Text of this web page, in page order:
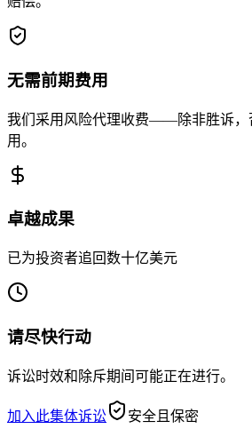
无需前期费用
我们采用风险代理收费——除非胜诉，
用。
卓越成果
已为投资者追回数十亿美元
请尽快行动
诉讼时效和除斥期间可能正在进行。
加入此集体诉讼 安全且保密